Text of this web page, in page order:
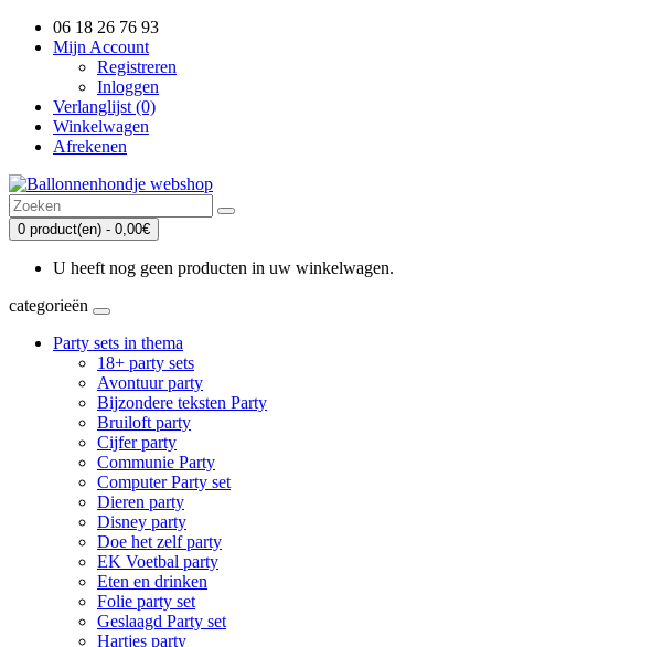
06 18 26 76 93
Mijn Account
Registreren
Inloggen
Verlanglijst (0)
Winkelwagen
Afrekenen
0 product(en) - 0,00€
U heeft nog geen producten in uw winkelwagen.
categorieën
Party sets in thema
18+ party sets
Avontuur party
Bijzondere teksten Party
Bruiloft party
Cijfer party
Communie Party
Computer Party set
Dieren party
Disney party
Doe het zelf party
EK Voetbal party
Eten en drinken
Folie party set
Geslaagd Party set
Hartjes party